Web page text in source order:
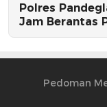
Polres
Jam Berantas
Pedoman